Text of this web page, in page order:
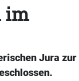
im
Jura zur